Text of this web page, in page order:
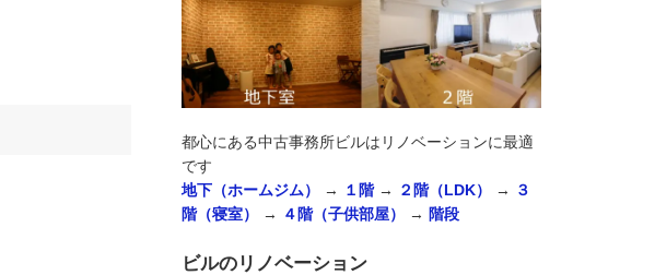
都心にある中古事務所ビルはリノベーションに最適
です
地下（ホームジム）
→ １階→ ２階（LDK） →
３
階（寝室）
→ ４階（子供部屋） → 階段
ビルのリノベーション